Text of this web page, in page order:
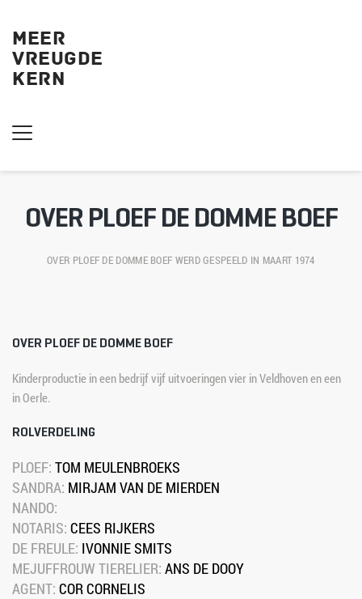
MEER
VREUGDE
KERN
OVER PLOEF DE DOMME BOEF
OVER PLOEF DE DOMME BOEF WERD GESPEELD IN MAART 1974
OVER PLOEF DE DOMME BOEF
Kinderproductie in een bedrijf vijf uitvoeringen vier in Veldhoven en een
in Oerle.
ROLVERDELING
PLOEF: TOM MEULENBROEKS
SANDRA: MIRJAM VAN DE MIERDEN
NANDO:
NOTARIS: CEES RIJKERS
DE FREULE: IVONNIE SMITS
MEJUFFROUW TIERELIER: ANS DE DOOY
AGENT: COR CORNELIS